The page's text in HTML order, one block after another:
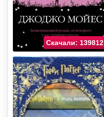
Скачали: 139812